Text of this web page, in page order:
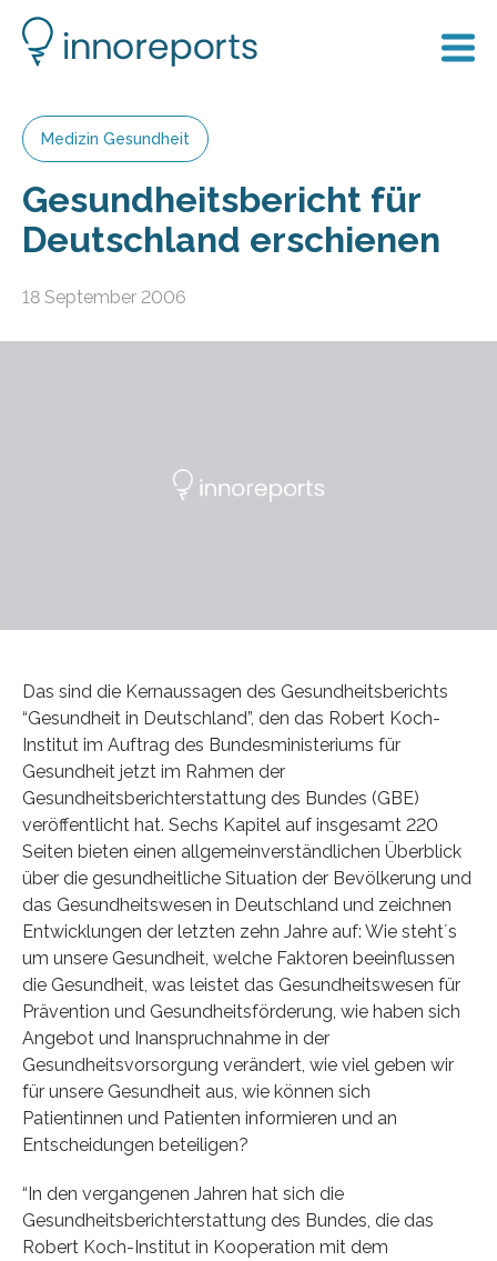
Medizin Gesundheit
Gesundheitsbericht für
Deutschland erschienen
18 September 2006
Das sind die Kernaussagen des Gesundheitsberichts
“Gesundheit in Deutschland”, den das Robert Koch-
Institut im Auftrag des Bundesministeriums für
Gesundheit jetzt im Rahmen der
Gesundheitsberichterstattung des Bundes (GBE)
veröffentlicht hat. Sechs Kapitel auf insgesamt 220
Seiten bieten einen allgemeinverständlichen Überblick
über die gesundheitliche Situation der Bevölkerung und
das Gesundheitswesen in Deutschland und zeichnen
Entwicklungen der letzten zehn Jahre auf: Wie steht´s
um unsere Gesundheit, welche Faktoren beeinflussen
die Gesundheit, was leistet das Gesundheitswesen für
Prävention und Gesundheitsförderung, wie haben sich
Angebot und Inanspruchnahme in der
Gesundheitsvorsorgung verändert, wie viel geben wir
für unsere Gesundheit aus, wie können sich
Patientinnen und Patienten informieren und an
Entscheidungen beteiligen?
“In den vergangenen Jahren hat sich die
Gesundheitsberichterstattung des Bundes, die das
Robert Koch-Institut in Kooperation mit dem